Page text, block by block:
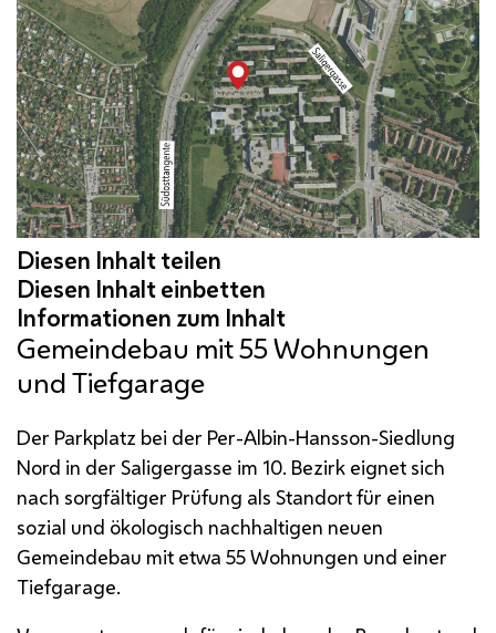
Gemeindebau mit 55 Wohnungen
und Tiefgarage
Der Parkplatz bei der Per-Albin-Hansson-Siedlung
Nord in der Saligergasse im 10. Bezirk eignet sich
nach sorgfältiger Prüfung als Standort für einen
sozial und ökologisch nachhaltigen neuen
Gemeindebau mit etwa 55 Wohnungen und einer
Tiefgarage.